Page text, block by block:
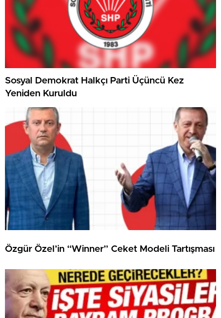
Sosyal Demokrat Halkçı Parti Üçüncü Kez
Yeniden Kuruldu
Özgür Özel’in “Winner” Ceket Modeli Tartışması